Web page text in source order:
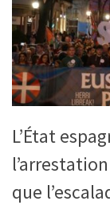
L’État
que